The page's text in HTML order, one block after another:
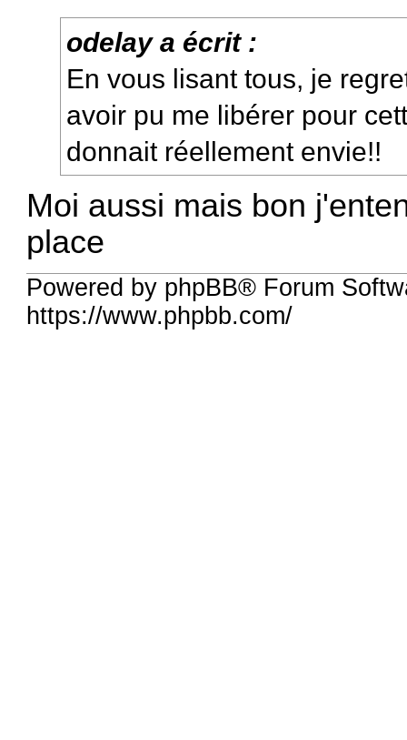
odelay a écrit :
En vous lisant tous, je
avoir pu me libérer pour
donnait réellement envie!!
Moi aussi mais bon
place
Powered by phpBB® Forum
https://www.phpbb.com/